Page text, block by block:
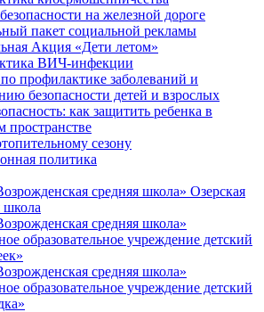
на железной дороге
пакет социальной рекламы
Акция «Дети летом»
ВИЧ-инфекции
профилактике заболеваний и
безопасности детей и взрослых
как защитить ребенка в
пространстве
сезону
политика
средняя школа» Озерская
школа
средняя школа»
образовательное учреждение детский
средняя школа»
образовательное учреждение детский